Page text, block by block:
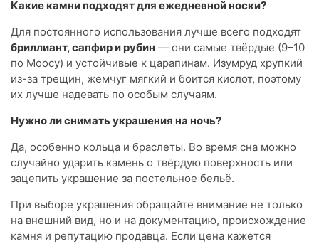
Какие камни подходят для ежедневной носки?
Для постоянного использования лучше всего подходят
бриллиант, сапфир и рубин — они самые твёрдые (9–10
по Моосу) и устойчивые к царапинам. Изумруд хрупкий
из-за трещин, жемчуг мягкий и боится кислот, поэтому
их лучше надевать по особым случаям.
Нужно ли снимать украшения на ночь?
Да, особенно кольца и браслеты. Во время сна можно
случайно ударить камень о твёрдую поверхность или
зацепить украшение за постельное бельё.
При выборе украшения обращайте внимание не только
на внешний вид, но и на документацию, происхождение
камня и репутацию продавца. Если цена кажется